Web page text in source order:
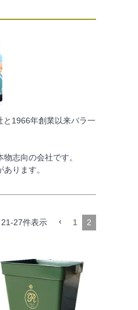
と1966年創業以来バラ一
志向の会社です。
ります。
21-27件表示 1 2